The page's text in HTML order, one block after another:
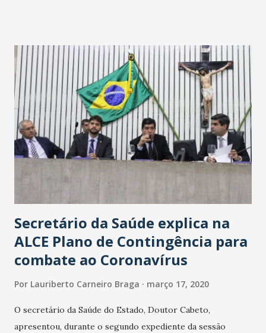
Secretário da Saúde explica na
ALCE Plano de Contingência para
combate ao Coronavírus
Por Lauriberto Carneiro Braga março 17, 2020
O secretário da Saúde do Estado, Doutor Cabeto,
apresentou, durante o segundo expediente da sessão